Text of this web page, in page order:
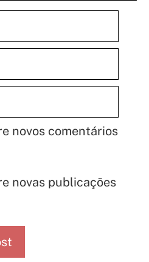
novos comentários
novas publicações